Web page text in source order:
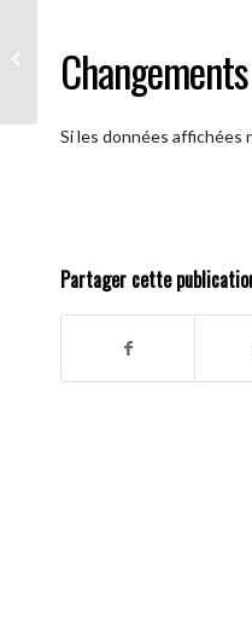
Si les données affichées
Partager cette
action )